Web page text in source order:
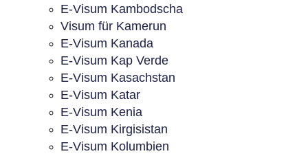
E-Visum Kambodscha
Visum für Kamerun
E-Visum Kanada
E-Visum Kap Verde
E-Visum Kasachstan
E-Visum Katar
E-Visum Kenia
E-Visum Kirgisistan
E-Visum Kolumbien